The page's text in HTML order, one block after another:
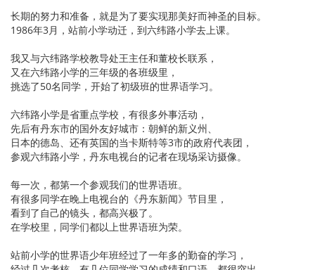
长期的努力和准备，就是为了要实现那美好而神圣的目标。
1986年3月，站前小学动迁，到六纬路小学去上课。
我又与六纬路学校教导处王主任和董校长联系，
又在六纬路小学的三年级的各班级里，
挑选了50名同学，开始了初级班的世界语学习。
六纬路小学是省重点学校，有很多外事活动，
先后有丹东市的国外友好城市：朝鲜的新义州、
日本的德岛、还有英国的当卡斯特等3市的政府代表团，
参观六纬路小学，丹东电视台的记者在现场采访摄像。
每一次，都第一个参观我们的世界语班。
有很多同学在晚上电视台的《丹东新闻》节目里，
看到了自己的镜头，都高兴极了。
在学校里，同学们都以上世界语班为荣。
站前小学的世界语少年班经过了一年多的勤奋的学习，